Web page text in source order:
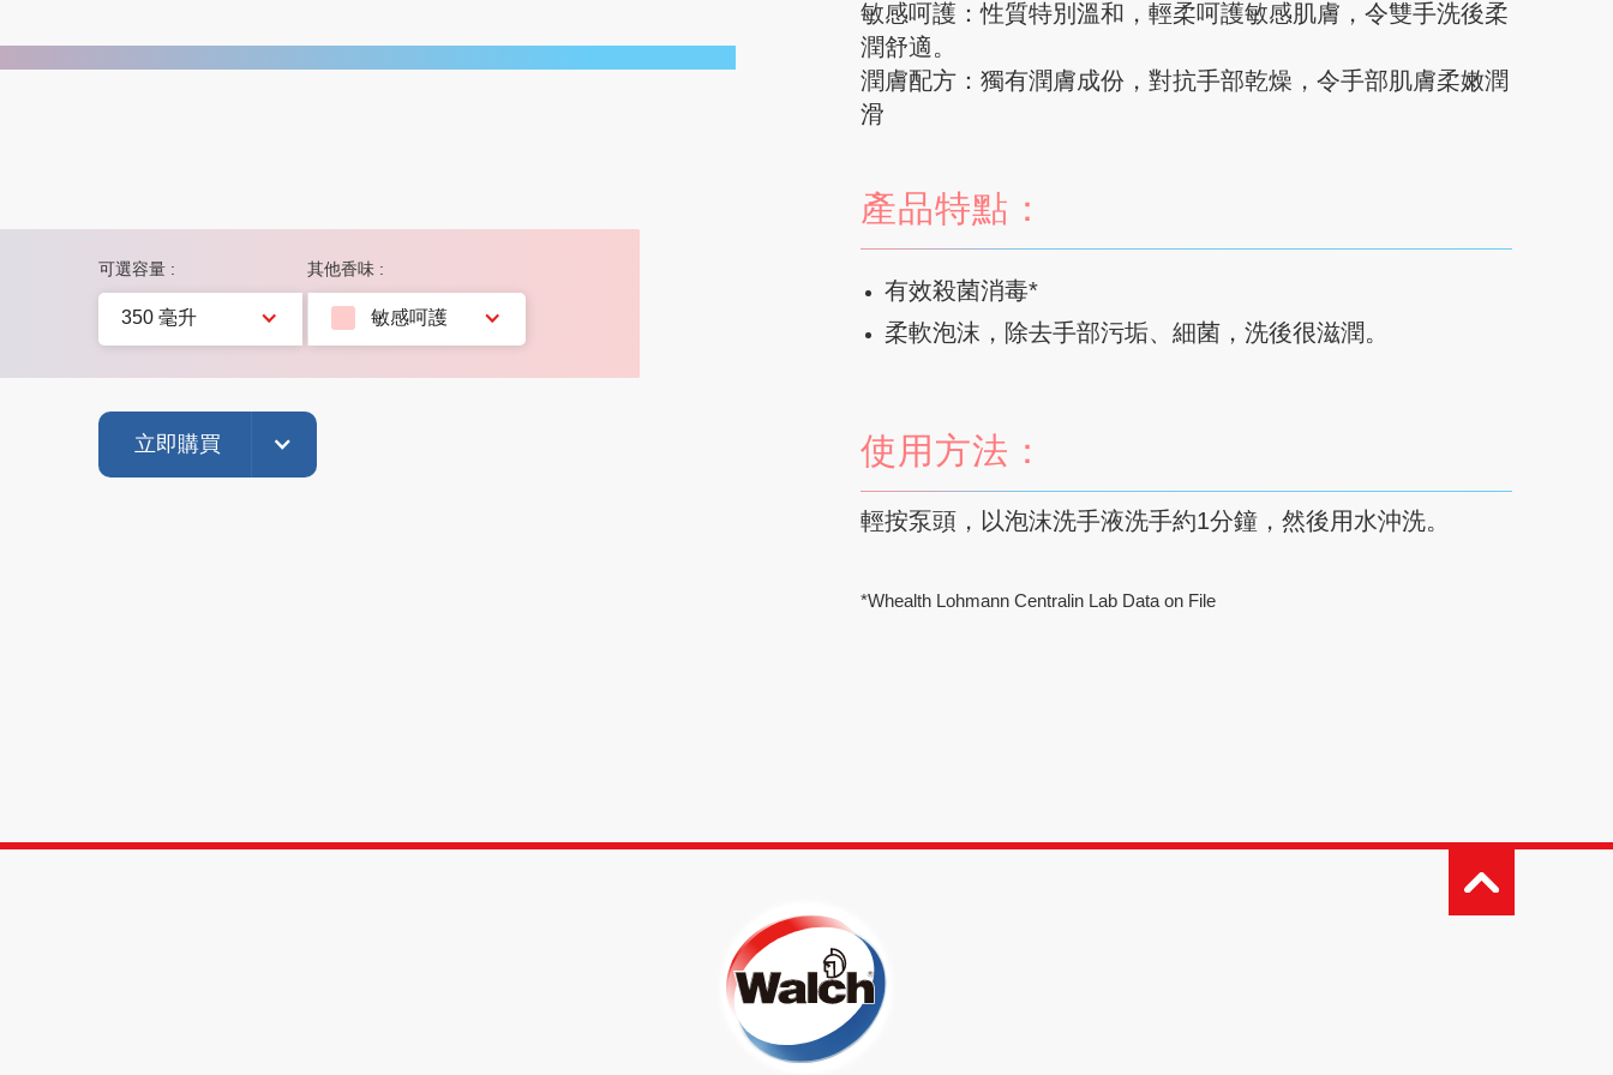
可選容量 :
350 毫升
其他香味 :
敏感呵護
立即購買
敏感呵護：性質特別溫和，輕柔呵護敏感肌膚，令雙手洗後柔
潤舒適。
潤膚配方：獨有潤膚成份，對抗手部乾燥，令手部肌膚柔嫩潤
滑
產品特點：
有效殺菌消毒*
柔軟泡沫，除去手部污垢、細菌，洗後很滋潤。
使用方法：
輕按泵頭，以泡沫洗手液洗手約1分鐘，然後用水沖洗。
*Whealth Lohmann Centralin Lab Data on File